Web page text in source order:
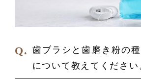
歯ブラシと歯磨き粉の
について教えてください